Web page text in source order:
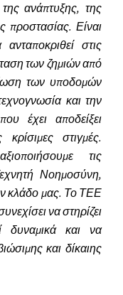
ανάπτυξης, της
προστασίας. Είναι
στις
των ζημιών από
των υποδομών
και την
έχει αποδείξει
στιγμές.
τις
Νοημοσύνη,
κλάδο μας. Το ΤΕΕ
να στηρίζει
δυναμικά και να
και δίκαιης